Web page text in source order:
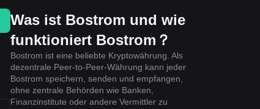
Was ist Bostrom und wie
funktioniert Bostrom？
Bostrom ist eine beliebte Kryptowährung. Als
dezentrale Peer-to-Peer-Währung kann jeder
Bostrom speichern, senden und empfangen,
ohne zentrale Behörden wie Banken,
Finanzinstitute oder andere Vermittler zu